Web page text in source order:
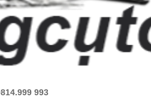
29 00
993